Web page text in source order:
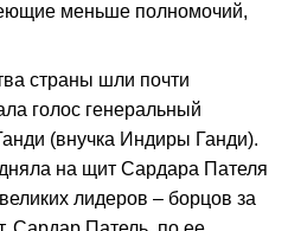
меньше полномочий,
страны шли почти
голос генеральный
(внучка Индиры Ганди).
на щит Сардара Пателя
лидеров – борцов за